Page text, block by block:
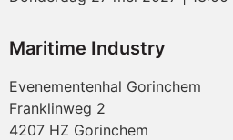
Maritime Industry
Evenementenhal Gorinchem
Franklinweg 2
4207 HZ Gorinchem